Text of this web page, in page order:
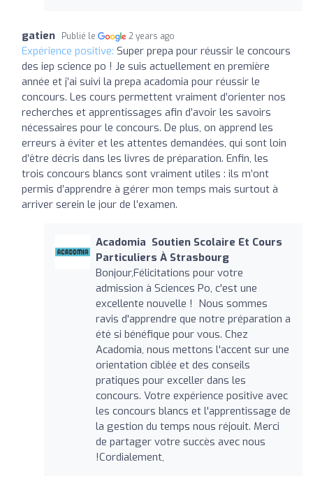
gatien Publié le 2 years ago
Expérience positive: Super prepa pour réussir le concours
des iep science po ! Je suis actuellement en première
année et j’ai suivi la prepa acadomia pour réussir le
concours. Les cours permettent vraiment d’orienter nos
recherches et apprentissages afin d’avoir les savoirs
nécessaires pour le concours. De plus, on apprend les
erreurs à éviter et les attentes demandées, qui sont loin
d’être décris dans les livres de préparation. Enfin, les
trois concours blancs sont vraiment utiles : ils m’ont
permis d’apprendre à gérer mon temps mais surtout à
arriver serein le jour de l’examen.
Acadomia ‍ Soutien Scolaire Et Cours
Particuliers À Strasbourg
Bonjour,Félicitations pour votre
admission à Sciences Po, c'est une
excellente nouvelle ! Nous sommes
ravis d'apprendre que notre préparation a
été si bénéfique pour vous. Chez
Acadomia, nous mettons l'accent sur une
orientation ciblée et des conseils
pratiques pour exceller dans les
concours. Votre expérience positive avec
les concours blancs et l'apprentissage de
la gestion du temps nous réjouit. Merci
de partager votre succès avec nous
!Cordialement,